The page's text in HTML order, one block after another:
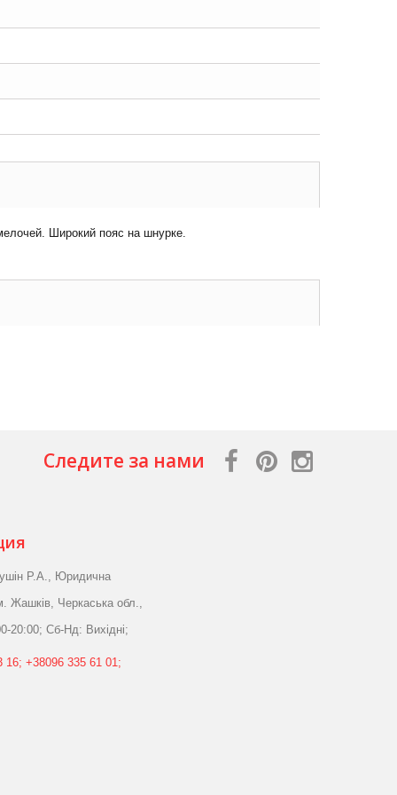
Широкий пояс на шнурке.
Следите за нами
Р.А., Юридична
Жашків, Черкаська обл.,
20:00; Сб-Нд: Вихідні;
16; +38096 335 61 01;